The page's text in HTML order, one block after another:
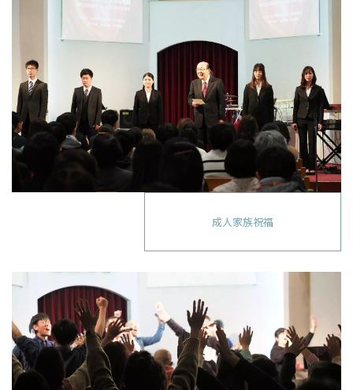
成人家族祝福